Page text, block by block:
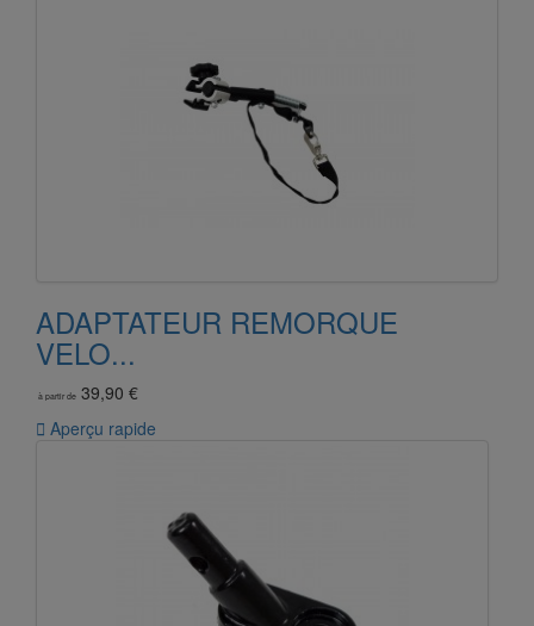
ADAPTATEUR REMORQUE
VELO...
à partir de 39,90 €
 Aperçu rapide